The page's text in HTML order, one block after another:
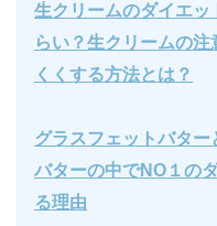
生クリームのダイエッ
らい？生クリームの
くくする方法とは？
グラスフェットバター
バターの中でNO１の
る理由